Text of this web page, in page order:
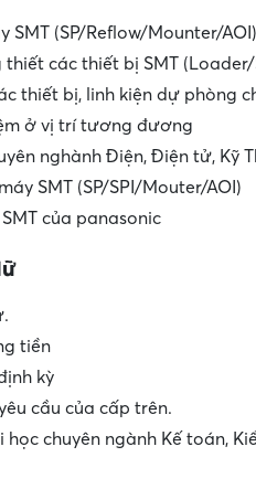
SMT (SP/Reflow/Mounter/AOI)
các thiết bị SMT
thiết bị, linh kiện dự phòng
ở vị trí tương đương
nghành Điện, Điện tử, Kỹ
SMT (SP/SPI/Mouter/AOI)
của panasonic
tiền
kỳ
cầu của cấp trên.
chuyên ngành Kế toán,